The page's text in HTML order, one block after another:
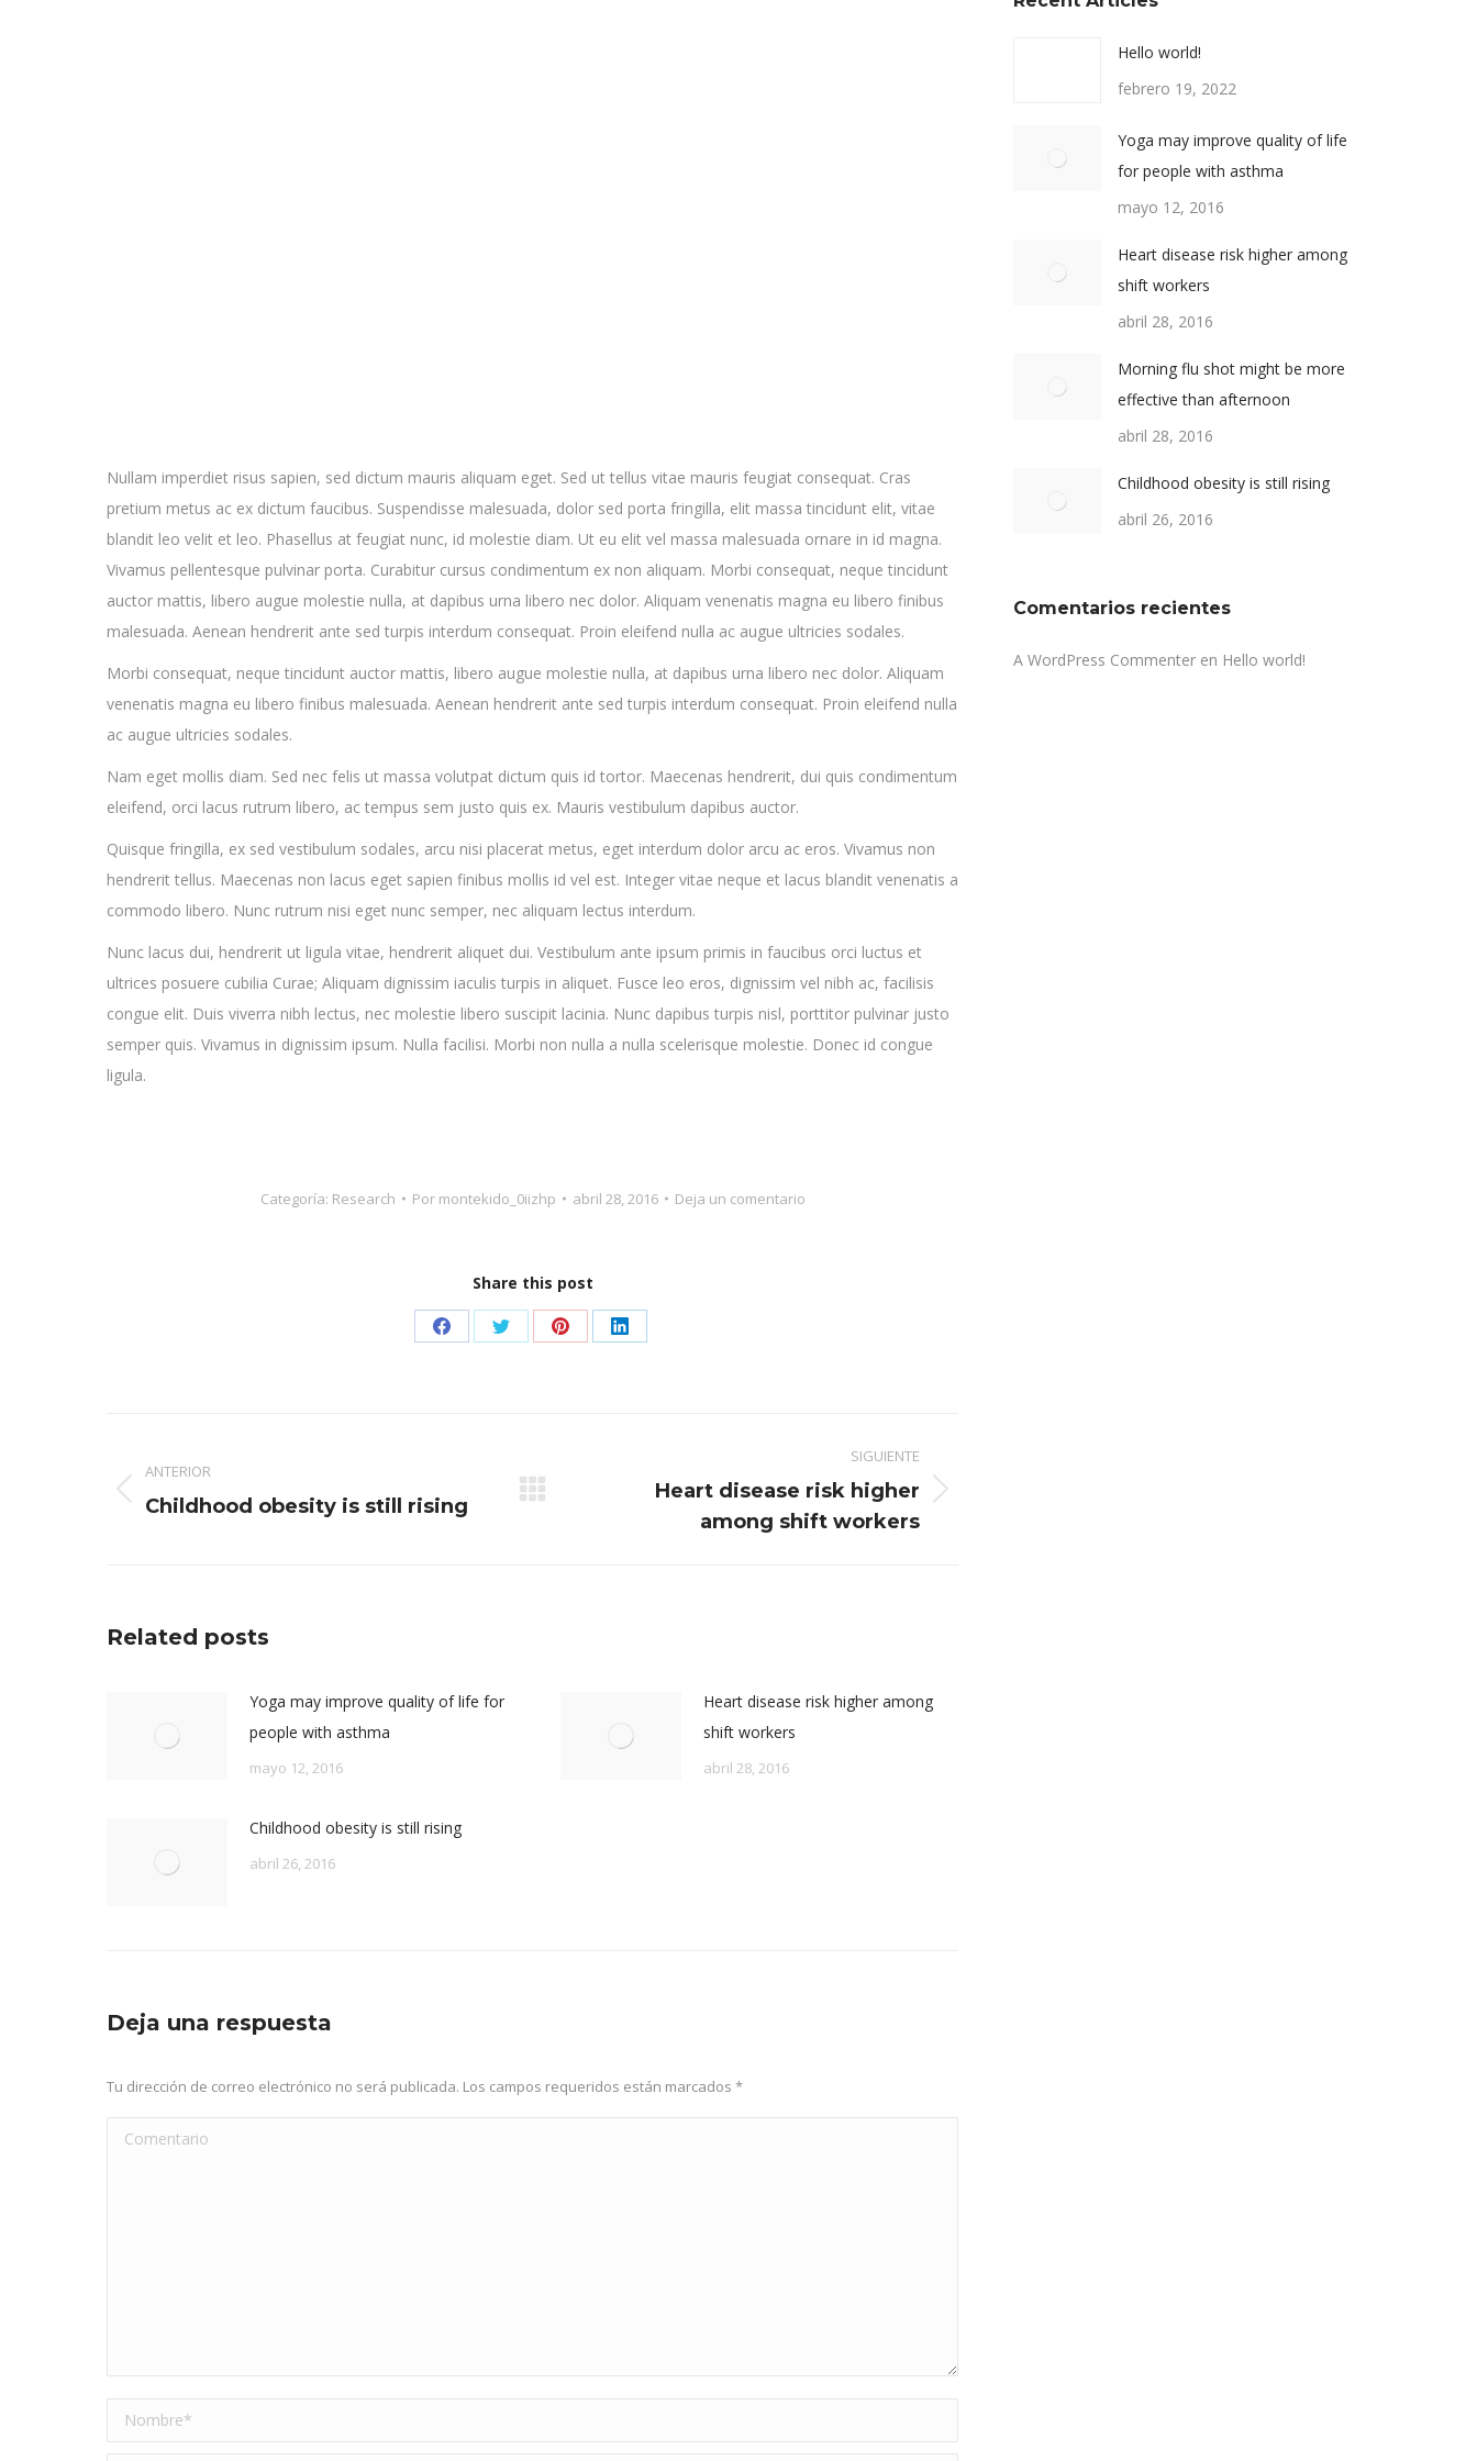
Nullam imperdiet risus sapien, sed dictum mauris aliquam eget. Sed ut tellus vitae mauris feugiat consequat. Cras
pretium metus ac ex dictum faucibus. Suspendisse malesuada, dolor sed porta fringilla, elit massa tincidunt elit, vitae
blandit leo velit et leo. Phasellus at feugiat nunc, id molestie diam. Ut eu elit vel massa malesuada ornare in id magna.
Vivamus pellentesque pulvinar porta. Curabitur cursus condimentum ex non aliquam. Morbi consequat, neque tincidunt
auctor mattis, libero augue molestie nulla, at dapibus urna libero nec dolor. Aliquam venenatis magna eu libero finibus
malesuada. Aenean hendrerit ante sed turpis interdum consequat. Proin eleifend nulla ac augue ultricies sodales.
Morbi consequat, neque tincidunt auctor mattis, libero augue molestie nulla, at dapibus urna libero nec dolor. Aliquam
venenatis magna eu libero finibus malesuada. Aenean hendrerit ante sed turpis interdum consequat. Proin eleifend nulla
ac augue ultricies sodales.
Nam eget mollis diam. Sed nec felis ut massa volutpat dictum quis id tortor. Maecenas hendrerit, dui quis condimentum
eleifend, orci lacus rutrum libero, ac tempus sem justo quis ex. Mauris vestibulum dapibus auctor.
Quisque fringilla, ex sed vestibulum sodales, arcu nisi placerat metus, eget interdum dolor arcu ac eros. Vivamus non
hendrerit tellus. Maecenas non lacus eget sapien finibus mollis id vel est. Integer vitae neque et lacus blandit venenatis a
commodo libero. Nunc rutrum nisi eget nunc semper, nec aliquam lectus interdum.
Nunc lacus dui, hendrerit ut ligula vitae, hendrerit aliquet dui. Vestibulum ante ipsum primis in faucibus orci luctus et
ultrices posuere cubilia Curae; Aliquam dignissim iaculis turpis in aliquet. Fusce leo eros, dignissim vel nibh ac, facilisis
congue elit. Duis viverra nibh lectus, nec molestie libero suscipit lacinia. Nunc dapibus turpis nisl, porttitor pulvinar justo
semper quis. Vivamus in dignissim ipsum. Nulla facilisi. Morbi non nulla a nulla scelerisque molestie. Donec id congue
ligula.
Categoría: Research Por montekido_0iizhp abril 28, 2016 Deja un comentario
Share this post
Share Share Share Share
entre
publicaciones
ANTERIOR
Publicación
Childhood obesity is still rising
SIGUIENTE
PublicaciónHeart disease risk higher
among shift workers
Related posts
Yoga may improve quality of life for
people with asthma
mayo 12, 2016
Heart disease risk higher among
shift workers
abril 28, 2016
Childhood obesity is still rising
abril 26, 2016
Deja una respuesta
Tu dirección de correo electrónico no será publicada. Los campos requeridos están marcados *
Comentario
Nombre *
Hello world!
febrero 19, 2022
Yoga may improve quality of life
for people with asthma
mayo 12, 2016
Heart disease risk higher among
shift workers
abril 28, 2016
Morning flu shot might be more
effective than afternoon
abril 28, 2016
Childhood obesity is still rising
abril 26, 2016
Comentarios recientes
A WordPress Commenter en Hello world!